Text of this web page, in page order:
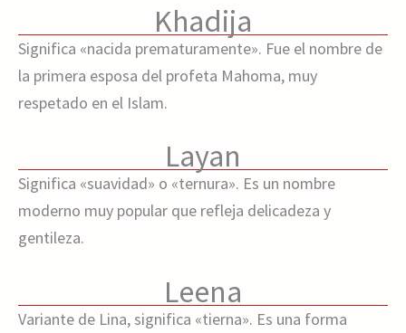
Khadija
Significa «nacida prematuramente». Fue el nombre de
la primera esposa del profeta Mahoma, muy
respetado en el Islam.
Layan
Significa «suavidad» o «ternura». Es un nombre
moderno muy popular que refleja delicadeza y
gentileza.
Leena
Variante de Lina, significa «tierna». Es una forma